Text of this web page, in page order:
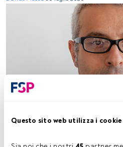
Questo sito web utilizza i cookie
Roberto Bartolomei, head of Global
Sales, BNP Paribas SA